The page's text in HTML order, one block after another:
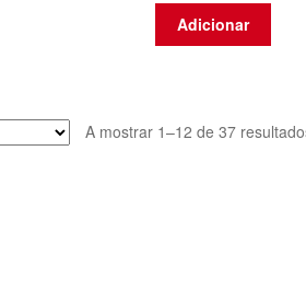
Adicionar
A mostrar 1–12 de 37